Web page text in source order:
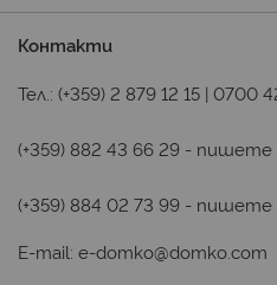
Контакти
Тел.: (+359) 2 879 12 15 | 0700
(+359) 882 43 66 29 - пишете
(+359) 884 02 73 99 - пишете
E-mail: e-domko@domko.com